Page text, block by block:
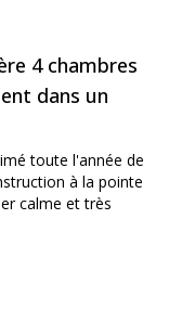
4 chambres
dans un
toute l'année de
à la pointe
calme et très